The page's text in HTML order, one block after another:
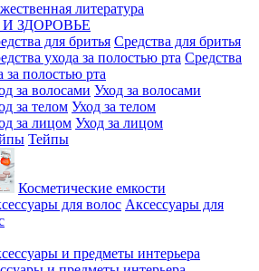
литература
ЗДОРОВЬЕ
Средства для бритья
Средства
за полостью рта
Уход за волосами
Уход за телом
Уход за лицом
Тейпы
Косметические емкости
Аксессуары для